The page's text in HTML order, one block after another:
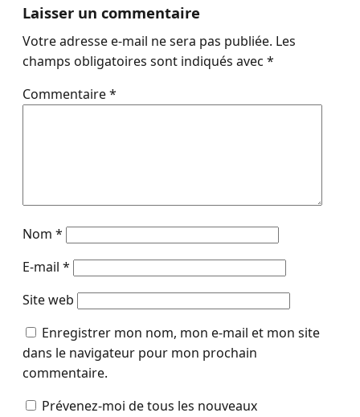
Laisser un commentaire
Votre adresse e-mail ne sera pas publiée. Les
champs obligatoires sont indiqués avec *
Commentaire*
Nom *
E-mail *
Site web
Enregistrer mon nom, mon e-mail et mon site
dans le navigateur pour mon prochain
commentaire.
Prévenez-moi de tous les nouveaux